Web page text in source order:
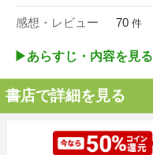
感想・レビュー 70 件
▶︎あらすじ・内容を見る
書店で詳細を見る